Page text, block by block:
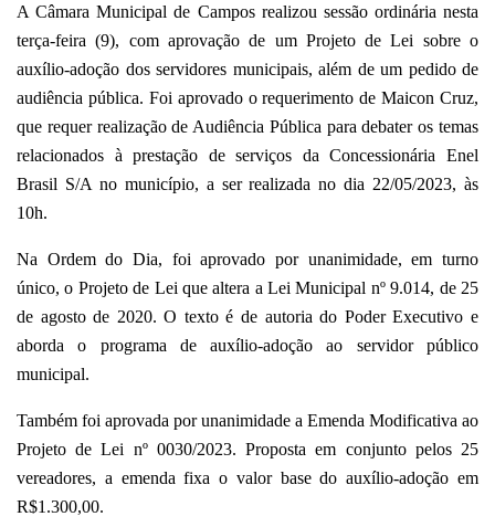
A Câmara Municipal de Campos realizou sessão ordinária nesta
terça-feira (9), com aprovação de um Projeto de Lei sobre o
auxílio-adoção dos servidores municipais, além de um pedido de
audiência pública. Foi aprovado o requerimento de Maicon Cruz,
que requer realização de Audiência Pública para debater os temas
relacionados à prestação de serviços da Concessionária Enel
Brasil S/A no município, a ser realizada no dia 22/05/2023, às
10h.
Na Ordem do Dia, foi aprovado por unanimidade, em turno
único, o Projeto de Lei que altera a Lei Municipal nº 9.014, de 25
de agosto de 2020. O texto é de autoria do Poder Executivo e
aborda o programa de auxílio-adoção ao servidor público
municipal.
Também foi aprovada por unanimidade a Emenda Modificativa ao
Projeto de Lei nº 0030/2023. Proposta em conjunto pelos 25
vereadores, a emenda fixa o valor base do auxílio-adoção em
R$1.300,00.